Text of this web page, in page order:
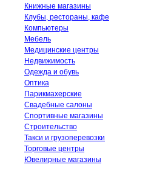
Книжные магазины
Клубы, рестораны, кафе
Компьютеры
Мебель
Медицинские центры
Недвижимость
Одежда и обувь
Оптика
Парикмахерские
Свадебные салоны
Спортивные магазины
Строительство
Такси и грузоперевозки
Торговые центры
Ювелирные магазины